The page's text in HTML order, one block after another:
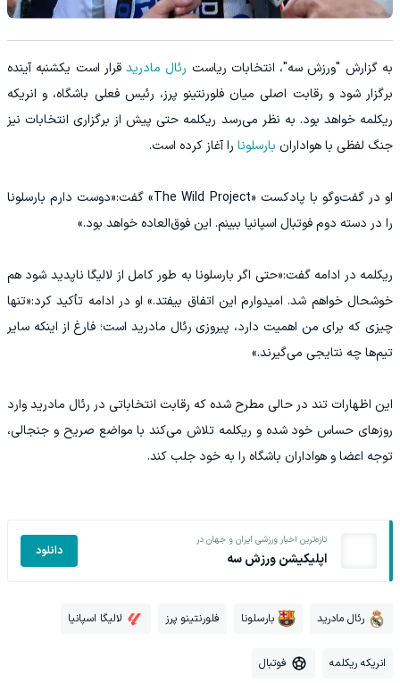
به گزارش "ورزش سه"، انتخابات ریاست رئال مادریدقرار است یکشنبه آینده
برگزار شود و رقابت اصلی میان فلورنتینو پرز، رئیس فعلی باشگاه، و انریکه
ریکلمه خواهد بود. به نظر می‌رسد ریکلمه حتی پیش از برگزاری انتخابات نیز
جنگ لفظی با هواداران بارسلونا را آغاز کرده است.
او در گفت‌وگو با پادکست «The Wild Project» گفت:«دوست دارم بارسلونا
را در دسته دوم فوتبال اسپانیا ببینم. این فوق‌العاده خواهد بود.»
ریکلمه در ادامه گفت:«حتی اگر بارسلونا به طور کامل از لالیگا ناپدید شود هم
خوشحال خواهم شد. امیدوارم این اتفاق بیفتد.» او در ادامه تأکید کرد:«تنها
چیزی که برای من اهمیت دارد، پیروزی رئال مادرید است؛ فارغ از اینکه سایر
تیم‌ها چه نتایجی می‌گیرند.»
این اظهارات تند در حالی مطرح شده که رقابت انتخاباتی در رئال مادرید وارد
روزهای حساس خود شده و ریکلمه تلاش می‌کند با مواضع صریح و جنجالی،
توجه اعضا و هواداران باشگاه را به خود جلب کند.
تازه‌ترین اخبار ورزشی ایران و جهان در
اپلیکیشن ورزش سه دانلود
رئال مادرید بارسلونا فلورنتینو پرز لالیگا اسپانیا
انریکه ریکلمه فوتبال